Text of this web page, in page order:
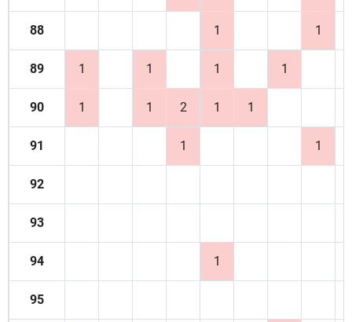
88 1 1
89 1 1 1 1
90 1 1 2 1 1
91 1 1
92
93
94 1
95